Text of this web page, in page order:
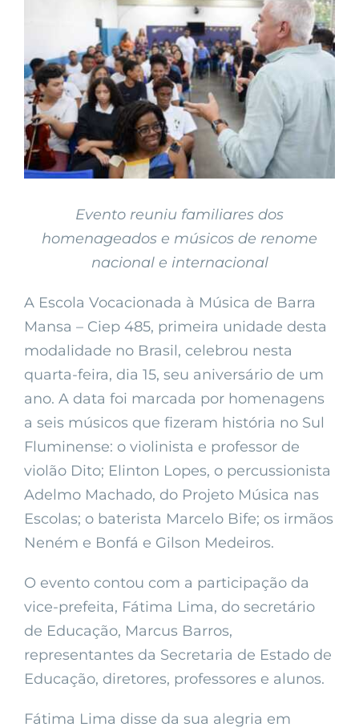
Evento reuniu familiares dos
homenageados e músicos de renome
nacional e internacional
A Escola Vocacionada à Música de Barra
Mansa – Ciep 485, primeira unidade desta
modalidade no Brasil, celebrou nesta
quarta-feira, dia 15, seu aniversário de um
ano. A data foi marcada por homenagens
a seis músicos que fizeram história no Sul
Fluminense: o violinista e professor de
violão Dito; Elinton Lopes, o percussionista
Adelmo Machado, do Projeto Música nas
Escolas; o baterista Marcelo Bife; os irmãos
Neném e Bonfá e Gilson Medeiros.
O evento contou com a participação da
vice-prefeita, Fátima Lima, do secretário
de Educação, Marcus Barros,
representantes da Secretaria de Estado de
Educação, diretores, professores e alunos.
Fátima Lima disse da sua alegria em